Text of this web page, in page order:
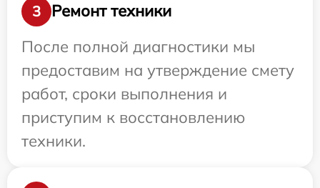
3
Ремонт техники
После полной диагностики мы
предоставим на утверждение смету
работ, сроки выполнения и
приступим к восстановлению
техники.